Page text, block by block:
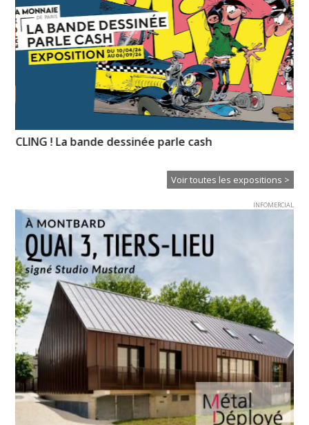
CLING ! La bande dessinée parle cash
Voir toutes les expositions >
INFOMERCIAL